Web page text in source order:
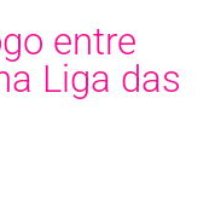
entre
Liga das